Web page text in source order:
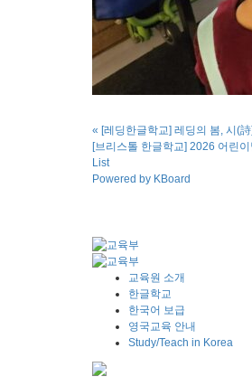
« [레딩한글학교] 레딩의 봄, 시(
[브리스톨 한글학교] 2026 어린
List
Powered by KBoard
교육원 소개
한글학교
한국어 보급
영국교육 안내
Study/Teach in Korea